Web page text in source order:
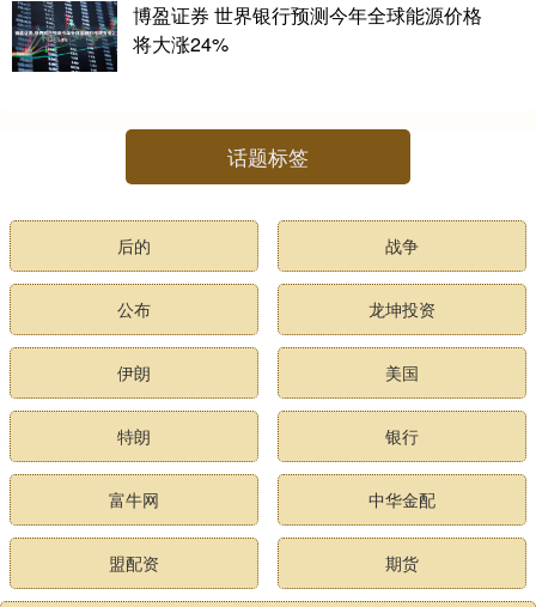
博盈证券 世界银行预测今年全球能源价格
将大涨24%
话题标签
后的 战争
公布 龙坤投资
伊朗 美国
特朗 银行
富牛网 中华金配
盟配资 期货